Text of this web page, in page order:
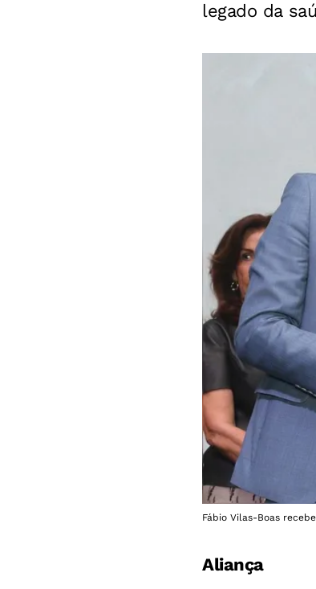
legado da
Fábio Vilas-Boas
Aliança